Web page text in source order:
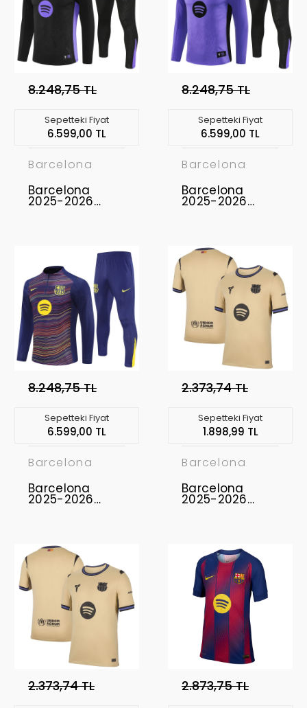
8.248,75 TL
Sepetteki Fiyat
6.599,00 TL
Barcelona
Barcelona
2025-2026
8.248,75 TL
Sepetteki Fiyat
6.599,00 TL
Barcelona
Barcelona
2025-2026
8.248,75 TL
Sepetteki Fiyat
6.599,00 TL
Barcelona
Barcelona
2025-2026
2.373,74 TL
Sepetteki Fiyat
1.898,99 TL
Barcelona
Barcelona
2025-2026
2.373,74 TL 2.873,75 TL